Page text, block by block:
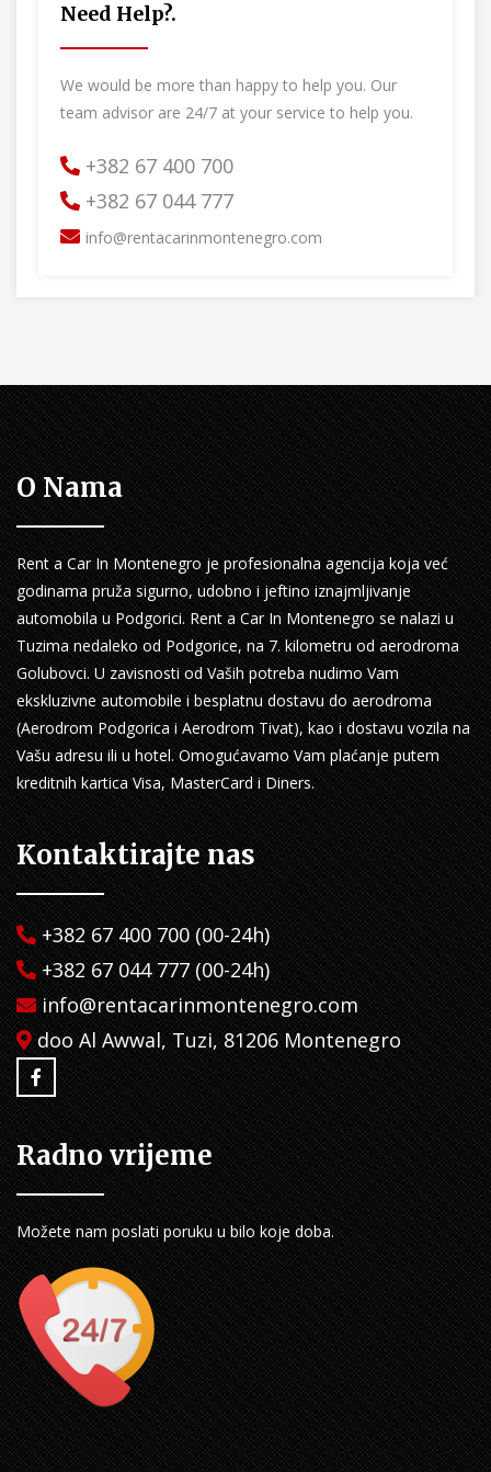
Need Help?.
We would be more than happy to help you. Our
team advisor are 24/7 at your service to help you.
+382 67 400 700
+382 67 044 777
info@rentacarinmontenegro.com
O Nama
Rent a Car In Montenegro je profesionalna agencija koja već
godinama pruža sigurno, udobno i jeftino iznajmljivanje
automobila u Podgorici. Rent a Car In Montenegro se nalazi u
Tuzima nedaleko od Podgorice, na 7. kilometru od aerodroma
Golubovci. U zavisnosti od Vaših potreba nudimo Vam
ekskluzivne automobile i besplatnu dostavu do aerodroma
(Aerodrom Podgorica i Aerodrom Tivat), kao i dostavu vozila na
Vašu adresu ili u hotel. Omogućavamo Vam plaćanje putem
kreditnih kartica Visa, MasterCard i Diners.
Kontaktirajte nas
+382 67 400 700 (00-24h)
+382 67 044 777 (00-24h)
info@rentacarinmontenegro.com
doo Al Awwal, Tuzi, 81206 Montenegro
Radno vrijeme
Možete nam poslati poruku u bilo koje doba.